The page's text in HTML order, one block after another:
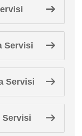
Servisi
Servisi
Servisi